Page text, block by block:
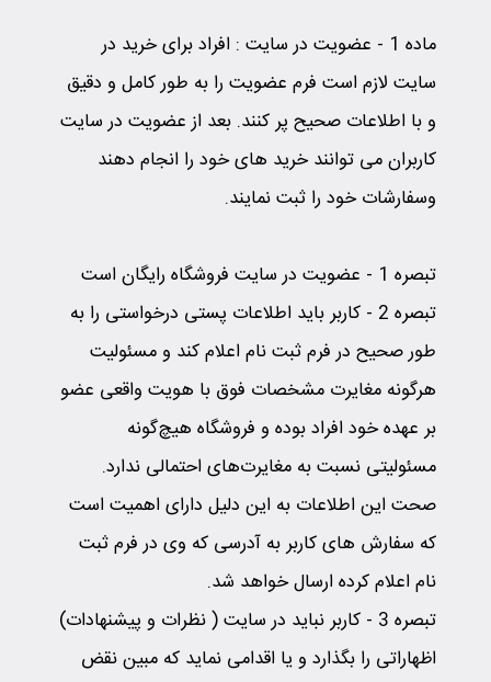
ماده 1 - عضویت در سایت : افراد برای خرید در
سایت لازم است فرم عضویت را به طور کامل و دقیق
و با اطلاعات صحیح پر کنند. بعد از عضویت در سایت
کاربران می توانند خرید های خود را انجام دهند
وسفارشات خود را ثبت نمایند.
تبصره 1 - عضویت در سایت فروشگاه رایگان است
تبصره 2
- کاربر باید اطلاعات پستی درخواستی را به‌
طور صحیح در فرم ثبت نام اعلام کند و مسئولیت
هرگونه مغایرت مشخصات فوق با هویت واقعی عضو
بر عهده خود افراد بوده و فروشگاه هیچ‌گونه
مسئولیتی نسبت به مغایرت‌های احتمالی ندارد.
صحت این اطلاعات به این دلیل دارای اهمیت است
که سفارش های کاربر به آدرسی که وی در فرم ثبت
نام اعلام کرده ارسال خواهد شد.
تبصره 3 - کاربر نباید در سایت ( نظرات و پیشنهادات)
اظهاراتی را بگذارد و‌ یا اقدامی نماید که مبین نقض